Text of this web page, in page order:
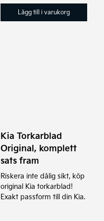
Lägg till i varukorg
Kia Torkarblad
Original, komplett
sats fram
Riskera inte dålig sikt, köp
original Kia torkarblad!
Exakt passform till din Kia.